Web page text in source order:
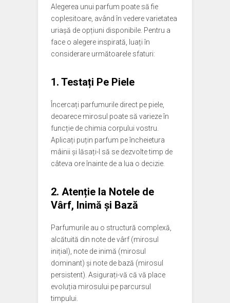
Alegerea unui parfum poate să fie
coplesitoare, având în vedere varietatea
uriașă de opțiuni disponibile. Pentru a
face o alegere inspirată, luați în
considerare următoarele sfaturi:
1. Testați Pe Piele
Încercați parfumurile direct pe piele,
deoarece mirosul poate să varieze în
funcție de chimia corpului vostru.
Aplicați puțin parfum pe încheietura
mâinii și lăsați-l să se dezvolte timp de
câteva ore înainte de a lua o decizie.
2. Atenție la Notele de
Vârf, Inimă și Bază
Parfumurile au o structură complexă,
alcătuită din note de vârf (mirosul
inițial), note de inimă (mirosul
dominant) și note de bază (mirosul
persistent). Asigurați-vă că vă place
evoluția mirosului pe parcursul
timpului.